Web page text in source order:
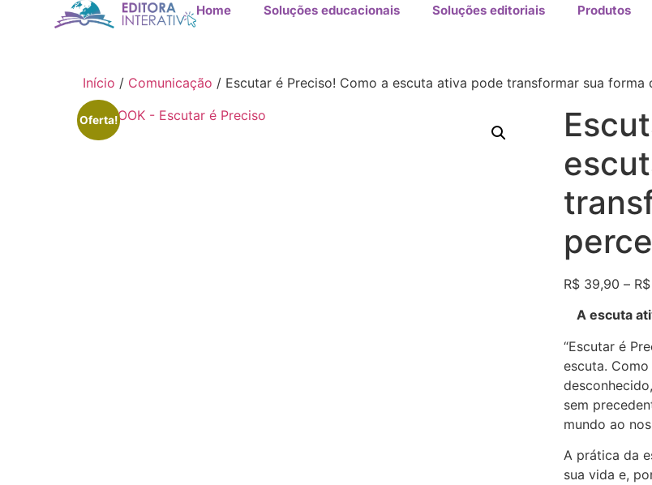
Home Soluções educacionais Soluções editoriais Produtos
Início / Comunicação / Escutar é Preciso! Como a escuta ativa pode transformar sua forma
Oferta!
R$39,90 – R$
A escuta
“Escutar é
escuta.
sem
mundo ao
A prática da
sua vida e,